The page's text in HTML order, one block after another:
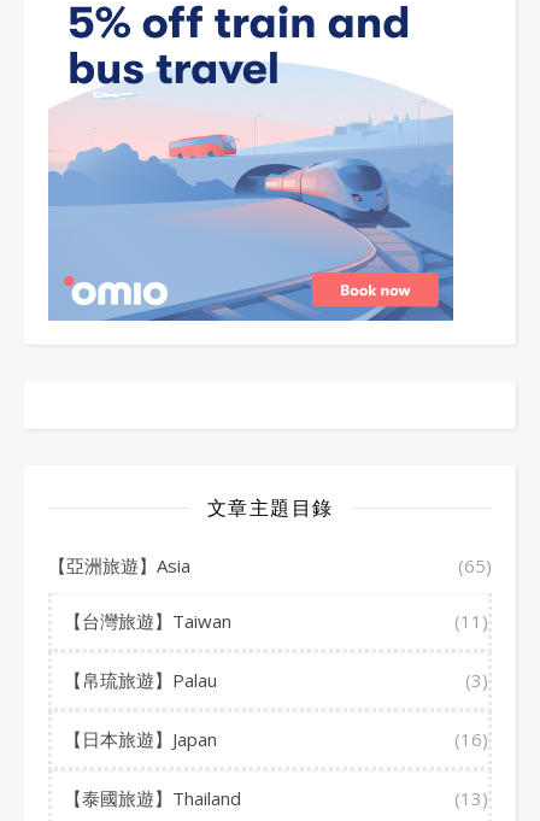
文章主題目錄
【亞洲旅遊】Asia (65)
【台灣旅遊】Taiwan (11)
【帛琉旅遊】Palau (3)
【日本旅遊】Japan (16)
【泰國旅遊】Thailand (13)